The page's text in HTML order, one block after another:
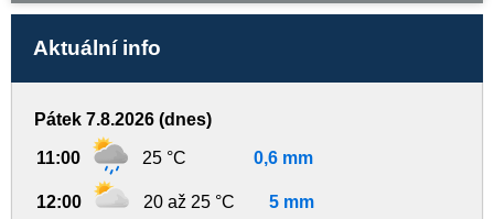
Aktuální info
Pátek 7.8.2026 (dnes)
11:00 25 °C 0,6 mm
12:00 20 až 25 °C 5 mm